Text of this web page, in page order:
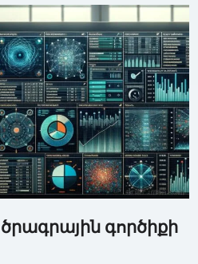
ծրագրային գործիքի